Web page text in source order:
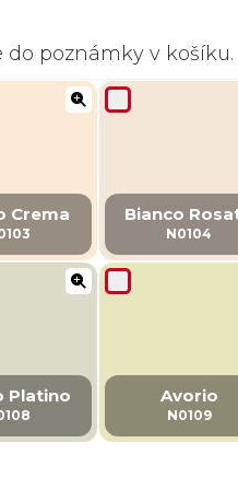
do poznámky v košíku.
Crema Bianco
N0104
Platino Avorio
N0109